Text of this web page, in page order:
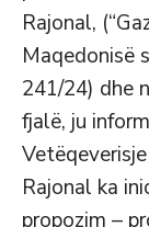
Rajonal,
Maqedonisë
241/24) dhe
fjalë, ju
Rajonal ka
propozim –